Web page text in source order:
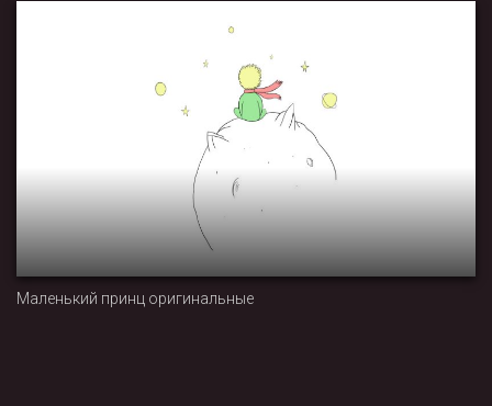
Маленький принц оригинальные